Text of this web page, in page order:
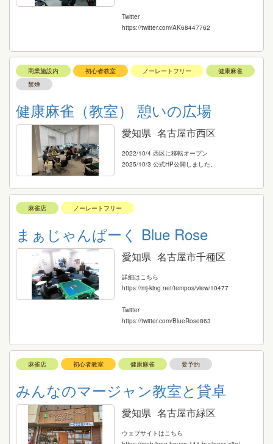
Twitter
https://twitter.com/AK68447762
商業施設内 初心者教室 ノーレートフリー
健康麻雀
禁煙
健康麻雀（教室） 憩いの広場
愛知県 名古屋市西区
2022/10/4 西区に移転オープン
2025/10/3 公式HP公開しました。
麻雀店 ノーレートフリー
まぁじゃんぱーく Blue Rose
愛知県 名古屋市千種区
詳細はこちら
https://mj-king.net/tempos/view/10477
Twitter
https://twitter.com/BlueRose863
麻雀店 初心者教室 健康麻雀 要予約
みんなのマージャン教室と貸卓
愛知県 名古屋市緑区
ウェブサイトはこちら